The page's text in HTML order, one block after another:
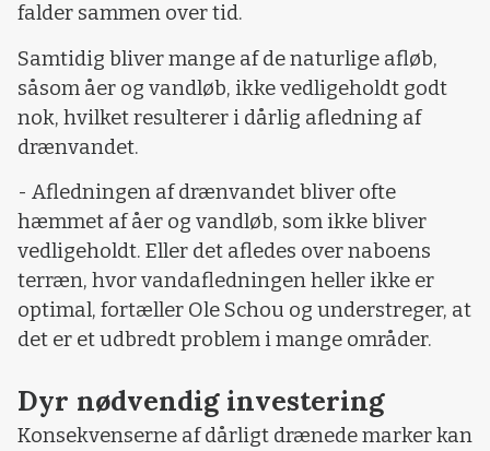
falder sammen over tid.
Samtidig bliver mange af de naturlige afløb,
såsom åer og vandløb, ikke vedligeholdt godt
nok, hvilket resulterer i dårlig afledning af
drænvandet.
- Afledningen af drænvandet bliver ofte
hæmmet af åer og vandløb, som ikke bliver
vedligeholdt. Eller det afledes over naboens
terræn, hvor vandafledningen heller ikke er
optimal, fortæller Ole Schou og understreger, at
det er et udbredt problem i mange områder.
Dyr nødvendig investering
Konsekvenserne af dårligt drænede marker kan